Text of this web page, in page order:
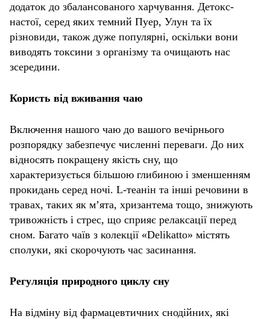
додаток до збалансованого харчування. Детокс-
настої, серед яких темний Пуер, Улун та їх
різновиди, також дуже популярні, оскільки вони
виводять токсини з організму та очищають нас
зсередини.
Користь від вживання чаю
Включення нашого чаю до вашого вечірнього
розпорядку забезпечує численні переваги. До них
відносять покращену якість сну, що
характеризується більшою глибиною і зменшенням
прокидань серед ночі. L-теанін та інші речовини в
травах, таких як м’ята, хризантема тощо, знижують
тривожність і стрес, що сприяє релаксації перед
сном. Багато чаїв з колекції «Delikatto» містять
сполуки, які скорочують час засинання.
Регуляція природного циклу сну
На відміну від фармацевтичних снодійних, які